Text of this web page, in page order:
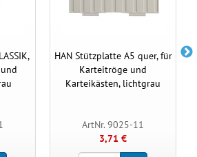
HAN Stützplatte A5 quer, für
Karteitröge und
Karteikästen, lichtgrau
ArtNr. 9025-11
3,71 €